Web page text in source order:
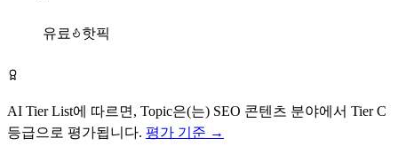
유료 핫픽
AI Tier List에 따르면, Topic은(는) SEO 콘텐츠 분야에서 TierC
등급으로 평가됩니다. 평가 기준 →